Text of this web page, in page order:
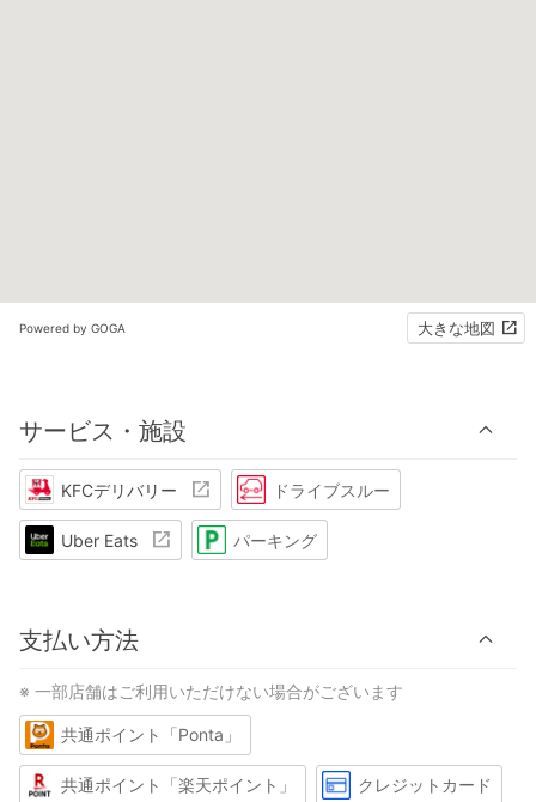
Powered by GOGA 大きな地図
サービス・施設
KFCデリバリー ドライブスルー
Uber Eats パーキング
支払い方法
※ 一部店舗はご利用いただけない場合がございます
共通ポイント「Ponta」
共通ポイント「楽天ポイント」 クレジットカード